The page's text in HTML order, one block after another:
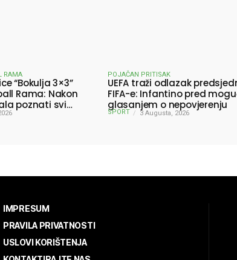
RAMA
“Bokulja 3×3”
Rama: Nakon
poznati svi
POJAČAN PRITISAK
UEFA traži odlazak
FIFA-e: Infantino pred
glasanjem o nepovjerenju
SPORT 3 Augusta, 2026
IMPRESUM
PRAVILA PRIVATNOSTI
USLOVI KORIŠTENJA